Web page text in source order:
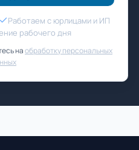
Работаем с юрлицами и ИП
рабочего дня
наобработку персональных